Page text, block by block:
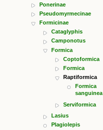
Ponerinae
Pseudomyrmecinae
Formicinae
Cataglyphis
Camponotus
Formica
Coptoformica
Formica
Raptiformica
Formica
sanguinea
Serviformica
Lasius
Plagiolepis